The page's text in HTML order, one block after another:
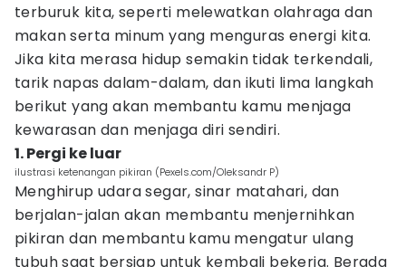
terburuk kita, seperti melewatkan olahraga dan
makan serta minum yang menguras energi kita.
Jika kita merasa hidup semakin tidak terkendali,
tarik napas dalam-dalam, dan ikuti lima langkah
berikut yang akan membantu kamu menjaga
kewarasan dan menjaga diri sendiri.
1. Pergi ke luar
ilustrasi ketenangan pikiran (Pexels.com/Oleksandr P)
Menghirup udara segar, sinar matahari, dan
berjalan-jalan akan membantu menjernihkan
pikiran dan membantu kamu mengatur ulang
tubuh saat bersiap untuk kembali bekerja. Berada